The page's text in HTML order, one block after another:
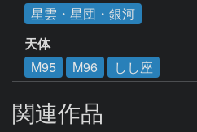
星雲・星団・銀河
天体
M95
M96 しし座
関連作品